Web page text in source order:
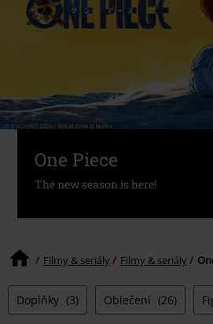
One Piece
The new season is here!
Filmy & seriály Filmy & seriály
Doplňky (3) Oblečení (26)